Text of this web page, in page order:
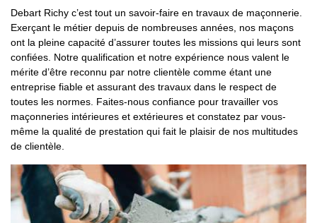
Debart Richy c’est tout un savoir-faire en travaux de maçonnerie.
Exerçant le métier depuis de nombreuses années, nos maçons
ont la pleine capacité d’assurer toutes les missions qui leurs sont
confiées. Notre qualification et notre expérience nous valent le
mérite d’être reconnu par notre clientèle comme étant une
entreprise fiable et assurant des travaux dans le respect de
toutes les normes. Faites-nous confiance pour travailler vos
maçonneries intérieures et extérieures et constatez par vous-
même la qualité de prestation qui fait le plaisir de nos multitudes
de clientèle.